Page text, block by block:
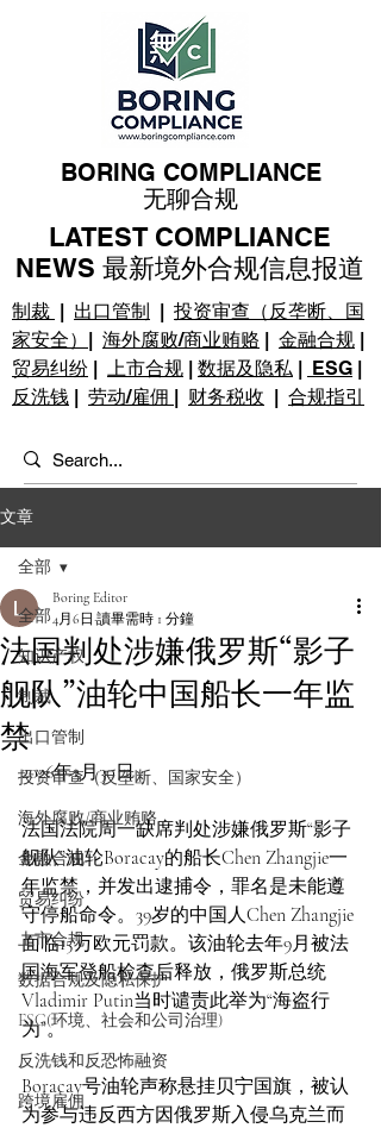
制裁 | 出口管制 | 投资审查（反垄断、国
家安全） | 海外腐败/商业贿赂 | 金融合规 |
贸易纠纷 | 上市合规 | 数据及隐私 | ESG |
反洗钱 | 劳动/雇佣 | 财务税收 | 合规指引
BORING COMPLIANCE
无聊合规
LATEST COMPLIANCE
NEWS 最新境外合规信息报道
文章
全部
知识产权
制裁
出口管制
投资审查（反垄断、国家安全）
海外腐败/商业贿赂
金融合规
贸易纠纷
上市合规
数据合规及隐私保护
ESG(环境、社会和公司治理)
反洗钱和反恐怖融资
跨境雇佣
全部
法国判处涉嫌俄罗斯“影子
舰队”油轮中国船长一年监
禁
Boring Editor
4月6日 讀畢需時 1 分鐘
2026年3月30日
法国法院周一缺席判处涉嫌俄罗斯“影子
舰队”油轮Boracay的船长Chen Zhangjie一
年监禁，并发出逮捕令，罪名是未能遵
守停船命令。39岁的中国人Chen Zhangjie
面临15万欧元罚款。该油轮去年9月被法
国海军登船检查后释放，俄罗斯总统
Vladimir Putin当时谴责此举为“海盗行
为”。
Boracay号油轮声称悬挂贝宁国旗，被认
为参与违反西方因俄罗斯入侵乌克兰而